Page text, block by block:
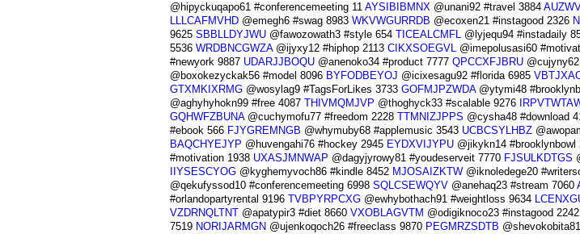
@hipyckuqapo61 #conferencemeeting 11 AYSIBIBMNX@unani92 #travel 3884
LLLCAFMVHD@emegh6 #swag 8983 WKVWGURRDB @ecoxen21 #instagood 2326
9625 SBBLLDYJWU@fawozowath3 #style 654 TICEALCMFL@lyjequ94 #instadaily
5536 WRDBNCGWZA@ijyxy12 #hiphop 2113 CIKXSOEGVL@imepolusasi60
#newyork 9887 UDARJJBOQU@anenoko34 #product 7777 QPCCXFJBRU
@boxokezyckak56 #model 8096 BYFODBEYOJ @icixesagu92 #florida 6985
GTXMKIXRMG@wosylag9 #TagsForLikes 3733 GOFMJPZWDA@ytymi48
@aghyhyhokn99 #free 4087 THIVMQMJVP @thoghyck33 #scalable 9276
GQHWFZBUNA@cuchymofu77 #freedom 2228 TTMNIZJPPS @cysha48 #download
#ebook 566 FJYGREMNGB @whymuby68 #applemusic 3543 UCBCSYLHBZ
BAQCHYEJYP @huvengahi76 #hockey 2945 EYDXVIJYPU@jikykn14 #brooklynbowl
#motivation 1938 UXASJMNWAP @dagyjyrowy81 #youdeserveit 7770 FJSULKDTGS
IIYSESCYOG@kyghemyvoch86 #kindle 8452 MJOSAIZKTW@iknoledege20
@qekufyssod10 #conferencemeeting 6998 SQLCSEWQYV@anehaq23 #stream 7060
#orlandopartyrental 9196 TVBPYRPCXG@ewhybothach91 #weightloss 9634
VZDRNQLTNT@apatypir3 #diet 8660 VXOBLAGVTM @odigiknoco23 #instagood 2242
7519 NORIJARMGN @ujenkoqoch26 #freeclass 9870 PEGMRZSDTB